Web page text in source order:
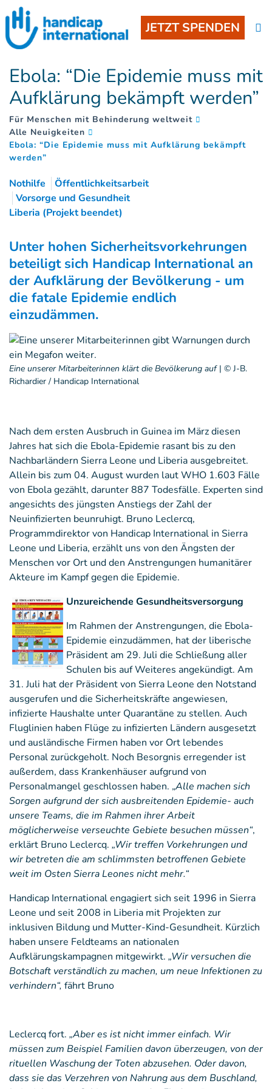
JETZT SPENDEN
Ebola: “Die Epidemie muss mit
Aufklärung bekämpft werden”
Für Menschen mit Behinderung weltweit
Alle Neuigkeiten
Ebola: “Die Epidemie muss mit Aufklärung bekämpft
werden”
Nothilfe
Öffentlichkeitsarbeit
Vorsorge und Gesundheit
Liberia (Projekt beendet)
Unter hohen Sicherheitsvorkehrungen
beteiligt sich Handicap International an
der Aufklärung der Bevölkerung - um
die fatale Epidemie endlich
einzudämmen.
Eine unserer Mitarbeiterinnen klärt die Bevölkerung auf| © J-B.
Richardier / Handicap International
Nach dem ersten Ausbruch in Guinea im März diesen
Jahres hat sich die Ebola-Epidemie rasant bis zu den
Nachbarländern Sierra Leone und Liberia ausgebreitet.
Allein bis zum 04. August wurden laut WHO 1.603 Fälle
von Ebola gezählt, darunter 887 Todesfälle. Experten sind
angesichts des jüngsten Anstiegs der Zahl der
Neuinfizierten beunruhigt. Bruno Leclercq,
Programmdirektor von Handicap International in Sierra
Leone und Liberia, erzählt uns von den Ängsten der
Menschen vor Ort und den Anstrengungen humanitärer
Akteure im Kampf gegen die Epidemie.
Unzureichende Gesundheitsversorgung
Im Rahmen der Anstrengungen, die Ebola-
Epidemie einzudämmen, hat der liberische
Präsident am 29. Juli die Schließung aller
Schulen bis auf Weiteres angekündigt. Am
31. Juli hat der Präsident von Sierra Leone den Notstand
ausgerufen und die Sicherheitskräfte angewiesen,
infizierte Haushalte unter Quarantäne zu stellen. Auch
Fluglinien haben Flüge zu infizierten Ländern ausgesetzt
und ausländische Firmen haben vor Ort lebendes
Personal zurückgeholt. Noch Besorgnis erregender ist
außerdem, dass Krankenhäuser aufgrund von
Personalmangel geschlossen haben. „Alle machen sich
Sorgen aufgrund der sich ausbreitenden Epidemie- auch
unsere Teams, die im Rahmen ihrer Arbeit
möglicherweise verseuchte Gebiete besuchen müssen“,
erklärt Bruno Leclercq. „Wir treffen Vorkehrungen und
wir betreten die am schlimmsten betroffenen Gebiete
weit im Osten Sierra Leones nicht mehr.“
Handicap International engagiert sich seit 1996 in Sierra
Leone und seit 2008 in Liberia mit Projekten zur
inklusiven Bildung und Mutter-Kind-Gesundheit. Kürzlich
haben unsere Feldteams an nationalen
Aufklärungskampagnen mitgewirkt. „Wir versuchen die
Botschaft verständlich zu machen, um neue Infektionen zu
verhindern“, fährt Bruno
Leclercq fort. „Aber es ist nicht immer einfach. Wir
müssen zum Beispiel Familien davon überzeugen, von der
rituellen Waschung der Toten abzusehen. Oder davon,
dass sie das Verzehren von Nahrung aus dem Buschland,